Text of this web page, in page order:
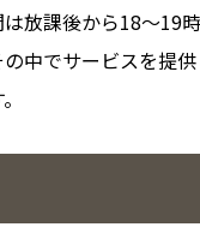
放課後から18～19
中でサービスを提